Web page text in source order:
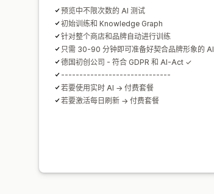
预览中不限次数的 AI 测试
初始训练和 Knowledge Graph
针对整个商店和品牌自动进行训练
只需 30-90 分钟即可准备好契合品牌形象的 AI
德国初创公司 - 符合 GDPR 和 AI-Act ✓
------------------------------
若要使用实时 AI → 付费套餐
若要激活每日刷新 → 付费套餐